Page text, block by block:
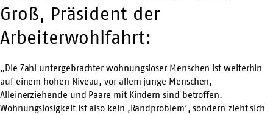
Groß, Präsident der
Arbeiterwohlfahrt:
„Die Zahl untergebrachter wohnungsloser Menschen ist weiterhin
auf einem hohen Niveau, vor allem junge Menschen,
Alleinerziehende und Paare mit Kindern sind betroffen.
Wohnungslosigkeit ist also kein ‚Randproblem‘, sondern zieht sich